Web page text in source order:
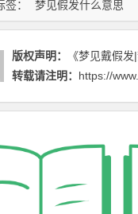
签： 梦见假发什么意思
版权声明： 《梦见戴假发
转载请注明： https://